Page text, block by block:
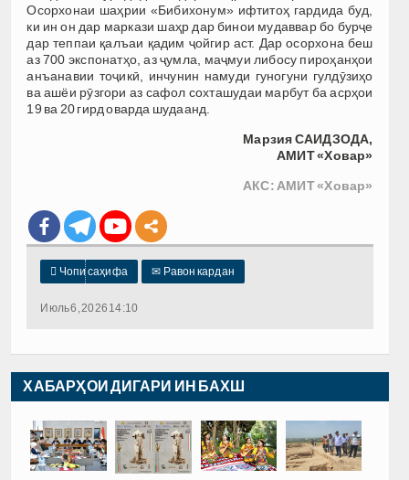
Осорхонаи шаҳрии «Бибихонум» ифтитоҳ гардида буд,
ки ин он дар маркази шаҳр дар бинои мудаввар бо бурҷе
дар теппаи қалъаи қадим ҷойгир аст. Дар осорхона беш
аз 700 экспонатҳо, аз ҷумла, маҷмуи либосу пироҳанҳои
анъанавии тоҷикӣ, инчунин намуди гуногуни гулдӯзиҳо
ва ашёи рӯзгори аз сафол сохташудаи марбут ба асрҳои
19 ва 20 гирд оварда шудаанд.
Марзия САИДЗОДА,
АМИТ «Ховар»
АКС: АМИТ «Ховар»
 Чопи саҳифа ✉ Равон кардан
Июль 6, 2026 14:10
ХАБАРҲОИ ДИГАРИ ИН БАХШ